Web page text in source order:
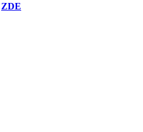
ZDE